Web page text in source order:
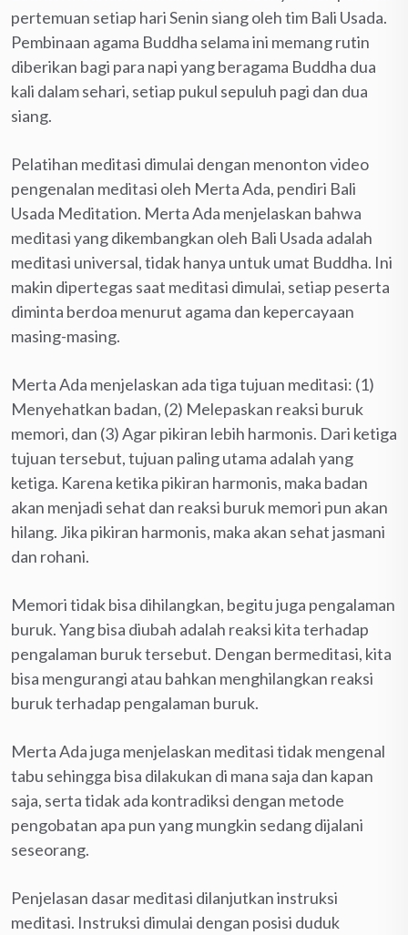
pertemuan setiap hari Senin siang oleh tim Bali Usada.
Pembinaan agama Buddha selama ini memang rutin
diberikan bagi para napi yang beragama Buddha dua
kali dalam sehari, setiap pukul sepuluh pagi dan dua
siang.
Pelatihan meditasi dimulai dengan menonton video
pengenalan meditasi oleh Merta Ada, pendiri Bali
Usada Meditation. Merta Ada menjelaskan bahwa
meditasi yang dikembangkan oleh Bali Usada adalah
meditasi universal, tidak hanya untuk umat Buddha. Ini
makin dipertegas saat meditasi dimulai, setiap peserta
diminta berdoa menurut agama dan kepercayaan
masing-masing.
Merta Ada menjelaskan ada tiga tujuan meditasi: (1)
Menyehatkan badan, (2) Melepaskan reaksi buruk
memori, dan (3) Agar pikiran lebih harmonis. Dari ketiga
tujuan tersebut, tujuan paling utama adalah yang
ketiga. Karena ketika pikiran harmonis, maka badan
akan menjadi sehat dan reaksi buruk memori pun akan
hilang. Jika pikiran harmonis, maka akan sehat jasmani
dan rohani.
Memori tidak bisa dihilangkan, begitu juga pengalaman
buruk. Yang bisa diubah adalah reaksi kita terhadap
pengalaman buruk tersebut. Dengan bermeditasi, kita
bisa mengurangi atau bahkan menghilangkan reaksi
buruk terhadap pengalaman buruk.
Merta Ada juga menjelaskan meditasi tidak mengenal
tabu sehingga bisa dilakukan di mana saja dan kapan
saja, serta tidak ada kontradiksi dengan metode
pengobatan apa pun yang mungkin sedang dijalani
seseorang.
Penjelasan dasar meditasi dilanjutkan instruksi
meditasi. Instruksi dimulai dengan posisi duduk